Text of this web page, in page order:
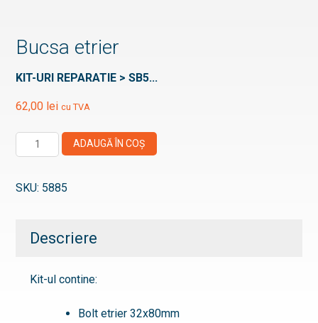
Bucsa etrier
KIT-URI REPARATIE > SB5...
62,00 lei cu TVA
Cantitate
Bucsa
ADAUGĂ ÎN COȘ
SKU: 5885
Descriere
Kit-ul contine:
Bolt etrier 32x80mm